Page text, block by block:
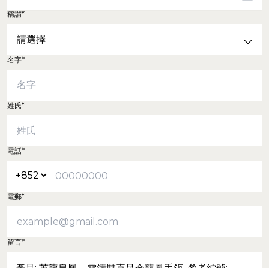
稱謂*
名字*
姓氏*
電話*
電郵*
留言*